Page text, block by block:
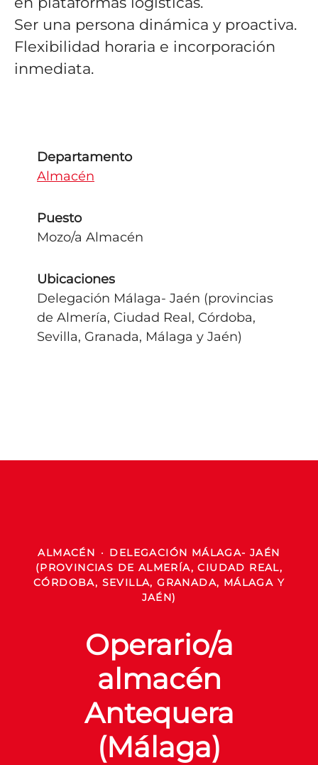
Ser una persona dinámica y proactiva.
Flexibilidad horaria e incorporación
inmediata.
Departamento
Almacén
Puesto
Mozo/a Almacén
Ubicaciones
Delegación Málaga- Jaén (provincias
de Almería, Ciudad Real, Córdoba,
Sevilla, Granada, Málaga y Jaén)
ALMACÉN · DELEGACIÓN MÁLAGA- JAÉN
(PROVINCIAS DE ALMERÍA, CIUDAD REAL,
CÓRDOBA, SEVILLA, GRANADA, MÁLAGA Y
JAÉN)
Operario/a
almacén
Antequera
(Málaga)